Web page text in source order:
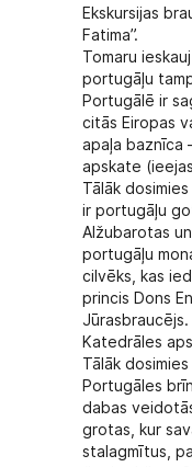
Ekskursijas
Fatima”.
Tomaru
portugāļu
Portugālē ir
citās Eiropas
apaļa baznīca
apskate
Tālāk
ir portugāļu
Alžubarotas
portugāļu
cilvēks, kas
princis Dons
Jūrasbraucējs.
Katedrāles
Tālāk
Portugāles
dabas
grotas, kur
stalagmītus,